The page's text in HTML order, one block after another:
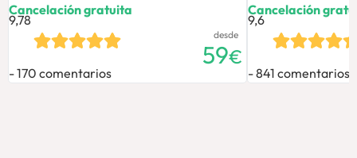
9,78
170 comentarios
desde
59€
Cancelación gratuita
9,6
841 comentarios
Cancelación